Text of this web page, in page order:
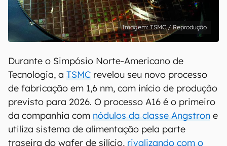
TSMC / Reprodução
Durante o Simpósio Norte-Americano de
Tecnologia, a TSMC revelou seu novo processo
de fabricação em 1,6 nm, com início de produção
previsto para 2026. O processo A16 é o primeiro
da companhia com nódulos da classe Angstron e
utiliza sistema de alimentação pela parte
traseira do wafer de silício, rivalizando com o